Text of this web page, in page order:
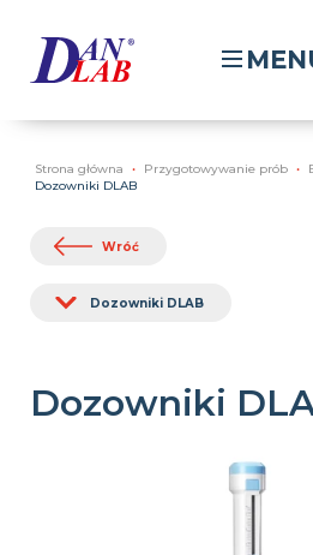
Strona główna Przygotowywanie prób
Dozowniki DLAB
Wróć
Dozowniki DLAB
Dozowniki